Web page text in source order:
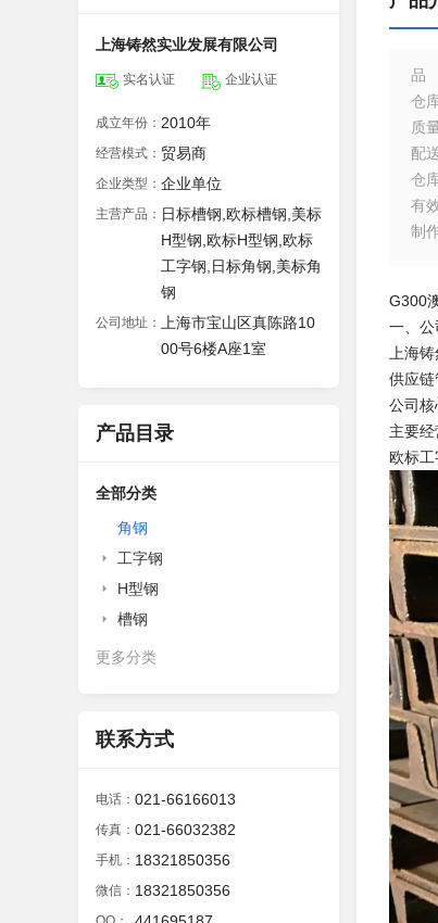
上海铸然实业发展有限公司
实名认证 企业认证
成立年份： 2010年
经营模式： 贸易商
企业类型： 企业单位
主营产品： 日标槽钢,欧标槽钢,美标
H型钢,欧标H型钢,欧标
工字钢,日标角钢,美标角
钢
公司地址：
上海市宝山区真陈路10
00号6楼A座1室
产品目录
全部分类
角钢
工字钢
H型钢
槽钢
更多分类
联系方式
电话： 021-66166013
传真： 021-66032382
手机： 18321850356
微信： 18321850356
仓
质
配
仓
有
制
G300
一、公
上海
供应链
公司核
主要
欧标